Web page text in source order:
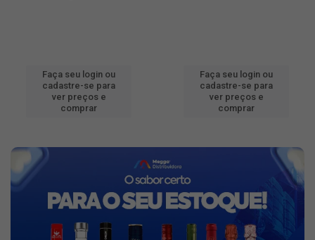
Faça seu login ou
cadastre-se para
ver preços e
comprar
Faça seu login ou
cadastre-se para
ver preços e
comprar